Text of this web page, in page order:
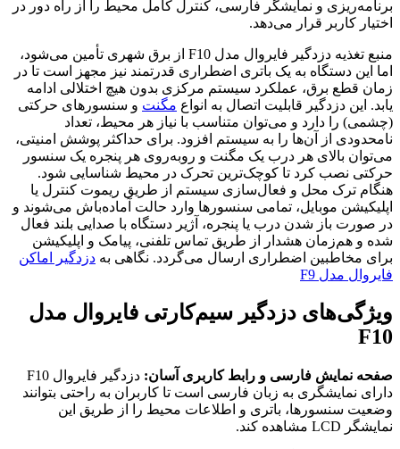
برنامه‌ریزی و نمایشگر فارسی، کنترل کامل محیط را از راه دور در
اختیار کاربر قرار می‌دهد.
منبع تغذیه دزدگیر فایروال مدل F10 از برق شهری تأمین می‌شود،
اما این دستگاه به یک باتری اضطراری قدرتمند نیز مجهز است تا در
زمان قطع برق، عملکرد سیستم مرکزی بدون هیچ اختلالی ادامه
یابد. این دزدگیر قابلیت اتصال به انواع مگنت و سنسورهای حرکتی
(چشمی) را دارد و می‌توان متناسب با نیاز هر محیط، تعداد
نامحدودی از آن‌ها را به سیستم افزود. برای حداکثر پوشش امنیتی،
می‌توان بالای هر درب یک مگنت و روبه‌روی هر پنجره یک سنسور
حرکتی نصب کرد تا کوچک‌ترین تحرک در محیط شناسایی شود.
هنگام ترک محل و فعال‌سازی سیستم از طریق ریموت کنترل یا
اپلیکیشن موبایل، تمامی سنسورها وارد حالت آماده‌باش می‌شوند و
در صورت باز شدن درب یا پنجره، آژیر دستگاه با صدایی بلند فعال
شده و هم‌زمان هشدار از طریق تماس تلفنی، پیامک و اپلیکیشن
برای مخاطبین اضطراری ارسال می‌گردد. نگاهی به دزدگیر اماکن
فایروال مدل F9
ویژگی‌های دزدگیر سیم‌کارتی فایروال مدل
F10
صفحه نمایش فارسی و رابط کاربری آسان:
دزدگیر فایروال F10
دارای نمایشگری به زبان فارسی است تا کاربران به راحتی بتوانند
وضعیت سنسورها، باتری و اطلاعات محیط را از طریق این
نمایشگر LCD مشاهده کند.